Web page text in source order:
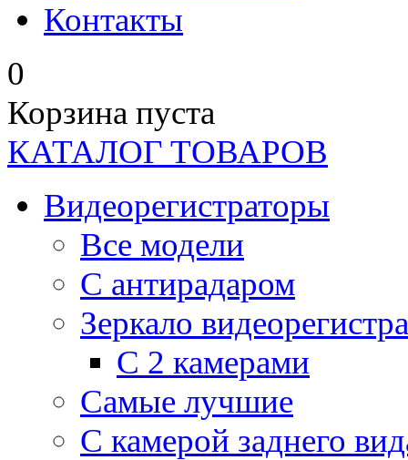
Контакты
0
Корзина пуста
КАТАЛОГ ТОВАРОВ
Видеорегистраторы
Все модели
C антирадаром
Зеркало
С 2 камерами
Самые лучшие
С камерой заднего